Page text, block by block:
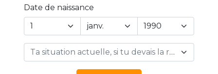
Date de naissance
Year
Day
Ta situation actuelle, si tu devais la résumer en 1 mot… *